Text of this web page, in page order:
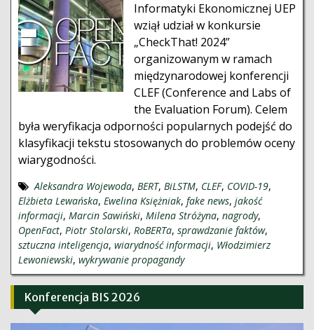
Informatyki Ekonomicznej UEP
wziął udział w konkursie
„CheckThat! 2024”
organizowanym w ramach
międzynarodowej konferencji
CLEF (Conference and Labs of
the Evaluation Forum). Celem
była weryfikacja odporności popularnych podejść do
klasyfikacji tekstu stosowanych do problemów oceny
wiarygodności.
Aleksandra Wojewoda, BERT, BiLSTM, CLEF, COVID-19,
Elżbieta Lewańska, Ewelina Księżniak, fake news, jakość
informacji, Marcin Sawiński, Milena Stróżyna, nagrody,
OpenFact, Piotr Stolarski, RoBERTa, sprawdzanie faktów,
sztuczna inteligencja, wiarydność informacji, Włodzimierz
Lewoniewski, wykrywanie propagandy
Konferencja BIS 2026